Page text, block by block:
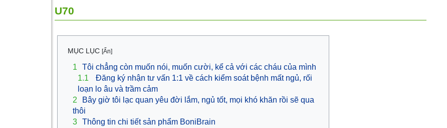
U70
MỤC LỤC [Ẩn]
1
Tôi chẳng còn muốn nói, muốn cười, kể cả với các cháu của mình
1.1
Đăng ký nhận tư vấn 1:1 về cách kiểm soát bệnh mất ngủ, rối
loạn lo âu và trầm cảm
2
Bây giờ tôi lạc quan yêu đời lắm, ngủ tốt, mọi khó khăn rồi sẽ qua
thôi
3 Thông tin chi tiết sản phẩm BoniBrain